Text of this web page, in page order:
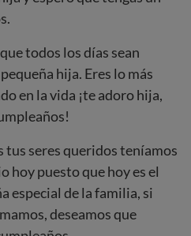
todos los días sean
hija. Eres lo más
en la vida ¡te adoro hija,
tus seres queridos teníamos
hoy puesto que hoy es el
especial de la familia, si
deseamos que